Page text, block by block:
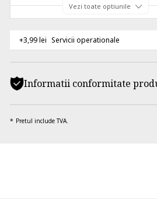
Vezi toate optiunile
+3,99 lei Servicii operationale
Informatii conformitate
Pretul include TVA.